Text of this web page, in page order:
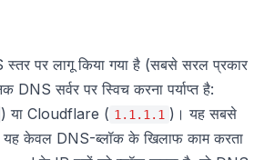
पर लागू किया गया है (सबसे सरल प्रकार
DNS सर्वर पर स्विच करना पर्याप्त है:
) या Cloudflare ( 1.1.1.1 )। यह सबसे
यह केवल DNS-ब्लॉक के खिलाफ काम करता